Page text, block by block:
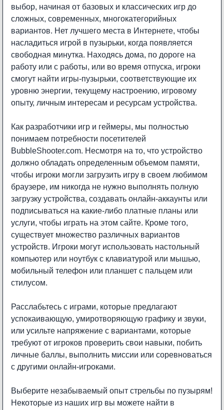
выбор, начиная от базовых и классических игр до
сложных, современных, многокатегорийных
вариантов. Нет лучшего места в Интернете, чтобы
насладиться игрой в пузырьки, когда появляется
свободная минутка. Находясь дома, по дороге на
работу или с работы, или во время отпуска, игроки
смогут найти игры-пузырьки, соответствующие их
уровню энергии, текущему настроению, игровому
опыту, личным интересам и ресурсам устройства.
Как разработчики игр и геймеры, мы полностью
понимаем потребности посетителей
BubbleShooter.com. Несмотря на то, что устройство
должно обладать определенным объемом памяти,
чтобы игроки могли загрузить игру в своем любимом
браузере, им никогда не нужно выполнять полную
загрузку устройства, создавать онлайн-аккаунты или
подписываться на какие-либо платные планы или
услуги, чтобы играть на этом сайте. Кроме того,
существует множество различных вариантов
устройств. Игроки могут использовать настольный
компьютер или ноутбук с клавиатурой или мышью,
мобильный телефон или планшет с пальцем или
стилусом.
Расслабьтесь с играми, которые предлагают
успокаивающую, умиротворяющую графику и звуки,
или усильте напряжение с вариантами, которые
требуют от игроков проверить свои навыки, побить
личные баллы, выполнить миссии или соревноваться
с другими онлайн-игроками.
Выберите незабываемый опыт стрельбы по пузырям!
Некоторые из наших игр вы можете найти в